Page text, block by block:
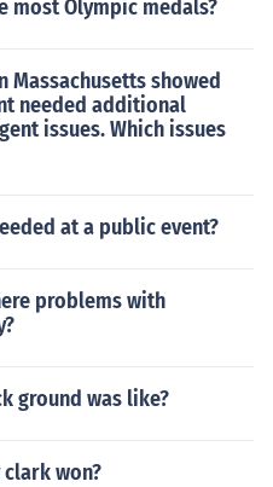
most Olympic medals?
Massachusetts showed
needed additional
issues. Which issues
at a public event?
problems with
ground was like?
won?